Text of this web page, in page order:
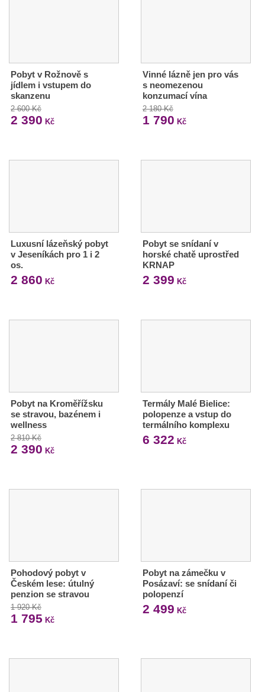
Pobyt v Rožnově s
jídlem i vstupem do
skanzenu
2 600 Kč
2 390 Kč
Vinné lázně jen pro vás
s neomezenou
konzumací vína
2 180 Kč
1 790 Kč
Luxusní lázeňský pobyt
v Jeseníkách pro 1 i 2
os.
2 860 Kč
Pobyt se snídaní v
horské chatě uprostřed
KRNAP
2 399 Kč
Pobyt na Kroměřížsku
se stravou, bazénem i
wellness
2 810 Kč
2 390 Kč
Termály Malé Bielice:
polopenze a vstup do
termálního komplexu
6 322 Kč
Pohodový pobyt v
Českém lese: útulný
penzion se stravou
1 920 Kč
1 795 Kč
Pobyt na zámečku v
Posázaví: se snídaní či
polopenzí
2 499 Kč